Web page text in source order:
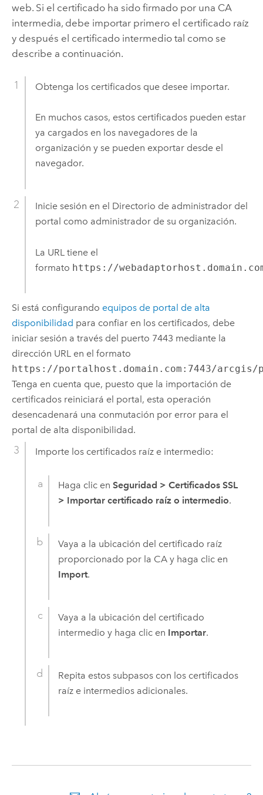
web. Si el certificado ha sido firmado por una CA
intermedia, debe importar primero el certificado raíz
y después el certificado intermedio tal como se
describe a continuación.
Obtenga los certificados que desee importar.
En muchos casos, estos certificados pueden estar
ya cargados en los navegadores de la
organización y se pueden exportar desde el
navegador.
Inicie sesión en el Directorio de administrador del
portal como administrador de su organización.
La URL tiene el
formato https://
Si está configurando equipos de portal de alta
disponibilidad para confiar en los certificados, debe
iniciar sesión a través del puerto 7443 mediante la
dirección URL en el formato
https://portalhost.domain.com:7443/arcgis/
Tenga en cuenta que, puesto que la importación de
certificados reiniciará el portal, esta operación
desencadenará una conmutación por error para el
portal de alta disponibilidad.
Importe los certificados raíz e intermedio:
Haga clic enSeguridad > Certificados SSL
> Importar certificado raíz o intermedio.
Vaya a la ubicación del certificado raíz
proporcionado por la CA y haga clic en
Import.
Vaya a la ubicación del certificado
intermedio y haga clic en Importar.
Repita estos subpasos con los certificados
raíz e intermedios adicionales.